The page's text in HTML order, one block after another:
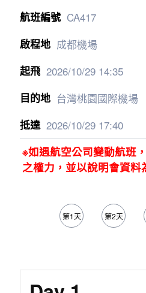
CA417
成都機場
2026/10/2914:35
台灣桃園國際機場
2026/10/2917:40
※如遇航空公司變動航班
之權力，並以說明會資料
第1天 第2天